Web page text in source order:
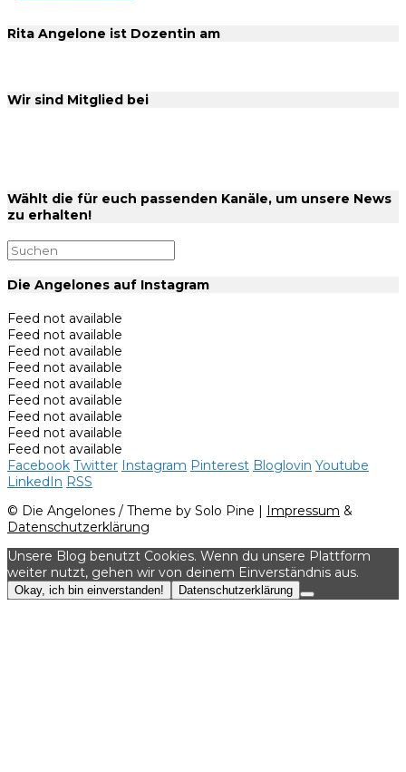
Rita Angelone ist Dozentin am
Wir sind Mitglied bei
Wählt die für euch passenden Kanäle, um unsere News
zu erhalten!
Die Angelones auf Instagram
Feed not available
Feed not available
Feed not available
Feed not available
Feed not available
Feed not available
Feed not available
Feed not available
Feed not available
Facebook Twitter Instagram Pinterest Bloglovin Youtube
LinkedIn RSS
© Die Angelones / Theme by Solo Pine | Impressum &
Datenschutzerklärung
Unsere Blog benutzt Cookies. Wenn du unsere Plattform
weiter nutzt, gehen wir von deinem Einverständnis aus.
Okay, ich bin einverstanden! Datenschutzerklärung